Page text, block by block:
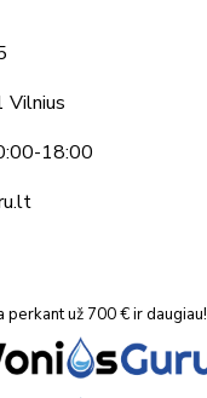
Vilnius
18:00
už 700 € ir daugiau!